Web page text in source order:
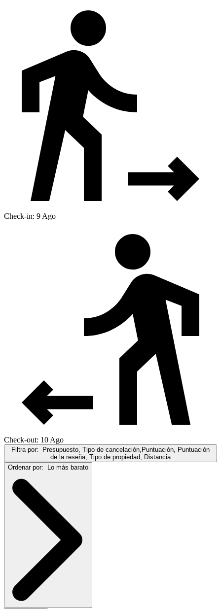
Check-in: 9 Ago
Check-out: 10 Ago
Filtra por:
Presupuesto, Tipo de cancelación,Puntuación, Puntuación
de la reseña, Tipo de propiedad, Distancia
Ordenar por:
Lo más barato